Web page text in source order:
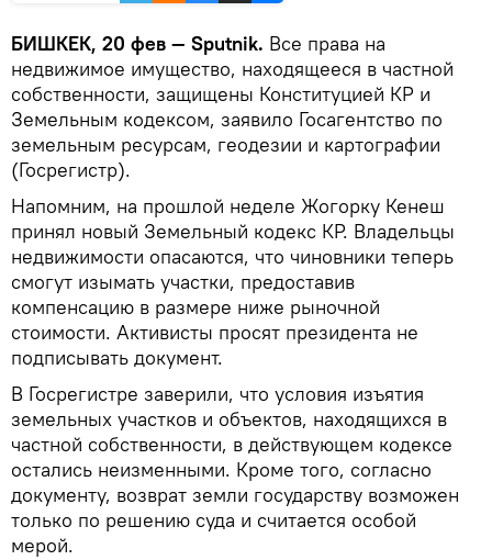
БИШКЕК, 20 фев — Sputnik. Все права на
недвижимое имущество, находящееся в частной
собственности, защищены Конституцией КР и
Земельным кодексом, заявило Госагентство по
земельным ресурсам, геодезии и картографии
(Госрегистр).
Напомним, на прошлой неделе Жогорку Кенеш
принял новый Земельный кодекс КР. Владельцы
недвижимости опасаются, что чиновники теперь
смогут изымать участки, предоставив
компенсацию в размере ниже рыночной
стоимости. Активисты просят президента не
подписывать документ.
В Госрегистре заверили, что условия изъятия
земельных участков и объектов, находящихся в
частной собственности, в действующем кодексе
остались неизменными. Кроме того, согласно
документу, возврат земли государству возможен
только по решению суда и считается особой
мерой.